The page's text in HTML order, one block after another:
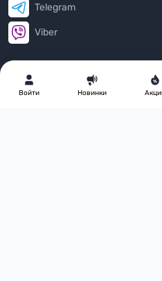
Войти Новинки
Telegram
Viber
info@partymall.ua